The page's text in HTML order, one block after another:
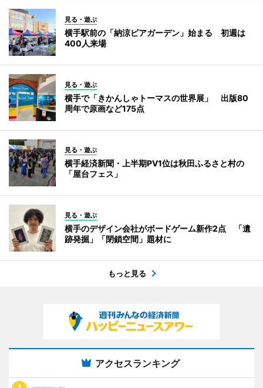
見る・遊ぶ
横手駅前の「納涼ビアガーデン」始まる 初週は
400人来場
見る・遊ぶ
横手で「きかんしゃトーマスの世界展」 出版80
周年で原画など175点
見る・遊ぶ
横手経済新聞・上半期PV1位は秋田ふるさと村の
「屋台フェス」
見る・遊ぶ
横手のデザイン会社がボードゲーム新作2点 「遺
跡発掘」「閉鎖空間」題材に
もっと見る
アクセスランキング